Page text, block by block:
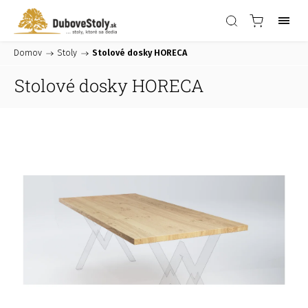
Domov / Stoly / Stolové dosky HORECA
Stolové dosky HORECA